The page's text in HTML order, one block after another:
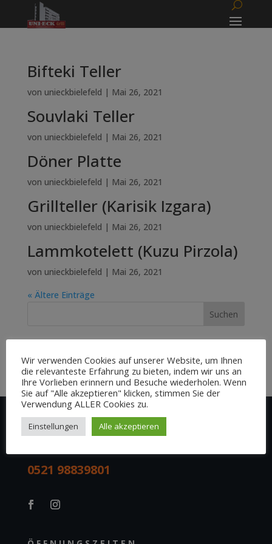
Bifteki Teller
von unieckbielefeld | Mai 26, 2021
Souvlaki Teller
von unieckbielefeld | Mai 26, 2021
Döner Platte
von unieckbielefeld | Mai 26, 2021
Grillteller (Karisik Izgara)
von unieckbielefeld | Mai 26, 2021
Lammkotelett (Kuzu Pirzola)
von unieckbielefeld | Mai 26, 2021
« Ältere Einträge
0521 98839801
Wir verwenden Cookies auf unserer Website, um Ihnen
die relevanteste Erfahrung zu bieten, indem wir uns an
Ihre Vorlieben erinnern und Besuche wiederholen. Wenn
Sie auf "Alle akzeptieren" klicken, stimmen Sie der
Verwendung ALLER Cookies zu.
Einstellungen Alle akzeptieren